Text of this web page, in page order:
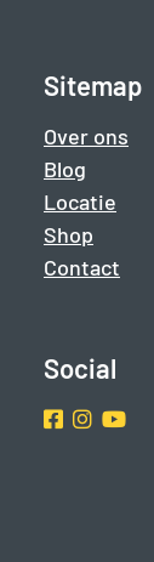
Sitemap
Over ons
Blog
Locatie
Shop
Contact
Social
Facebook